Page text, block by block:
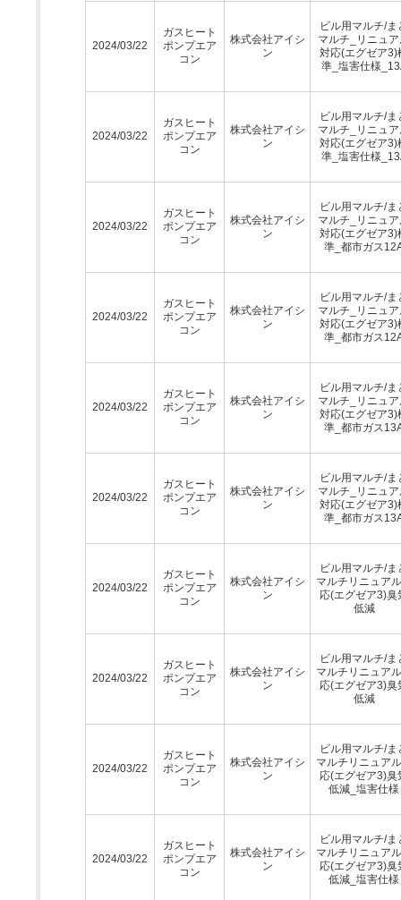
2024/03/22
ガスヒート
ポンプエア
コン
株式会社アイシ
ン
ビル用マルチ/ま
マルチ_リニュ
対応(エグゼア3)
準_塩害仕様
2024/03/22
ガスヒート
ポンプエア
コン
株式会社アイシ
ン
ビル用マルチ/ま
マルチ_リニュ
対応(エグゼア3)
準_塩害仕様
2024/03/22
ガスヒート
ポンプエア
コン
株式会社アイシ
ン
ビル用マルチ/ま
マルチ_リニュ
対応(エグゼア3)
準_都市ガス
2024/03/22
ガスヒート
ポンプエア
コン
株式会社アイシ
ン
ビル用マルチ/ま
マルチ_リニュ
対応(エグゼア3)
準_都市ガス
2024/03/22
ガスヒート
ポンプエア
コン
株式会社アイシ
ン
ビル用マルチ/ま
マルチ_リニュ
対応(エグゼア3)
準_都市ガス
2024/03/22
ガスヒート
ポンプエア
コン
株式会社アイシ
ン
ビル用マルチ/ま
マルチ_リニュ
対応(エグゼア3)
準_都市ガス
2024/03/22
ガスヒート
ポンプエア
コン
株式会社アイシ
ン
ビル用マルチ/ま
マルチリニュア
応(エグゼア3)臭
低減
2024/03/22
ガスヒート
ポンプエア
コン
株式会社アイシ
ン
ビル用マルチ/ま
マルチリニュア
応(エグゼア3)臭
低減
2024/03/22
ガスヒート
ポンプエア
コン
株式会社アイシ
ン
ビル用マルチ/ま
マルチリニュア
応(エグゼア3)臭
低減_塩害仕様
2024/03/22
ガスヒート
ポンプエア
コン
株式会社アイシ
ン
ビル用マルチ/ま
マルチリニュア
応(エグゼア3)臭
低減_塩害仕様